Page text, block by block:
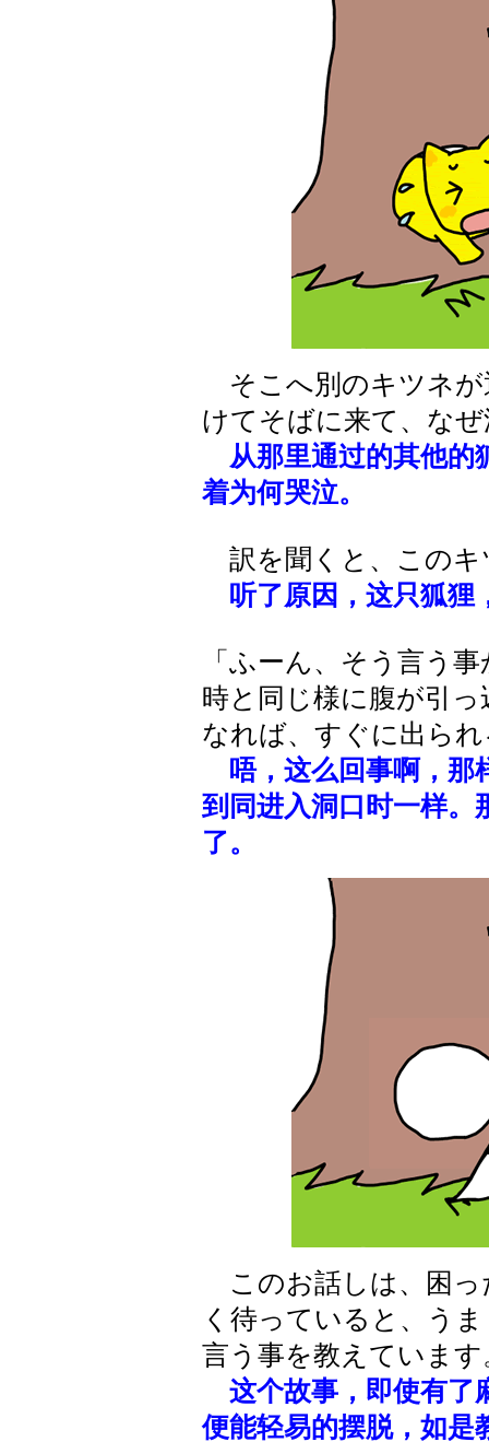
そこへ別のキツネが
けてそばに来て、な
从那里通过的其他的
着为何哭泣。
訳を聞くと、このキ
听了原因，这只狐狸
「ふーん、そう言う
時と同じ様に腹が引
なれば、すぐに出ら
唔，这么回事啊，那
到同进入洞口时一样。
了。
このお話しは、困っ
く待っていると、う
言う事を教えています
这个故事，即使有了
便能轻易的摆脱，如是